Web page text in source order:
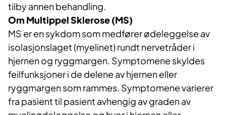
tilby annen behandling.
Om Multippel Sklerose (MS)
MS er en sykdom som medfører ødeleggelse av
isolasjonslaget (myelinet) rundt nervetråder i
hjernen og ryggmargen. Symptomene skyldes
feilfunksjoner i de delene av hjernen eller
ryggmargen som rammes. Symptomene varierer
fra pasient til pasient avhengig av graden av